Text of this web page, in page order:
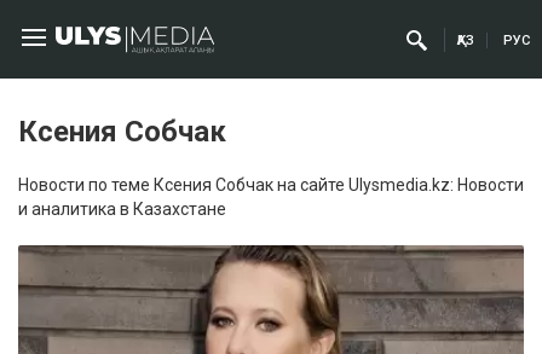
ҚАЗ РУС
Ксения Собчак
Новости по теме Ксения Собчак на сайте Ulysmedia.kz: Новости
и аналитика в Казахстане